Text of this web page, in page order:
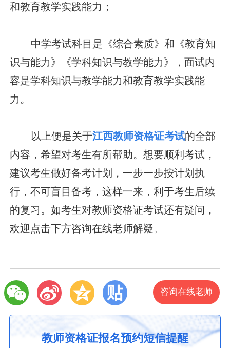
和教育教学实践能力；
中学考试科目是《综合素质》和《教育知
识与能力》《学科知识与教学能力》，面试内
容是学科知识与教学能力和教育教学实践能
力。
以上便是关于江西教师资格证考试的全部
内容，希望对考生有所帮助。想要顺利考试，
建议考生做好备考计划，一步一步按计划执
行，不可盲目备考，这样一来，利于考生后续
的复习。如考生对教师资格证考试还有疑问，
欢迎点击下方咨询在线老师解疑。
咨询在线老师
教师资格证报名预约短信提醒